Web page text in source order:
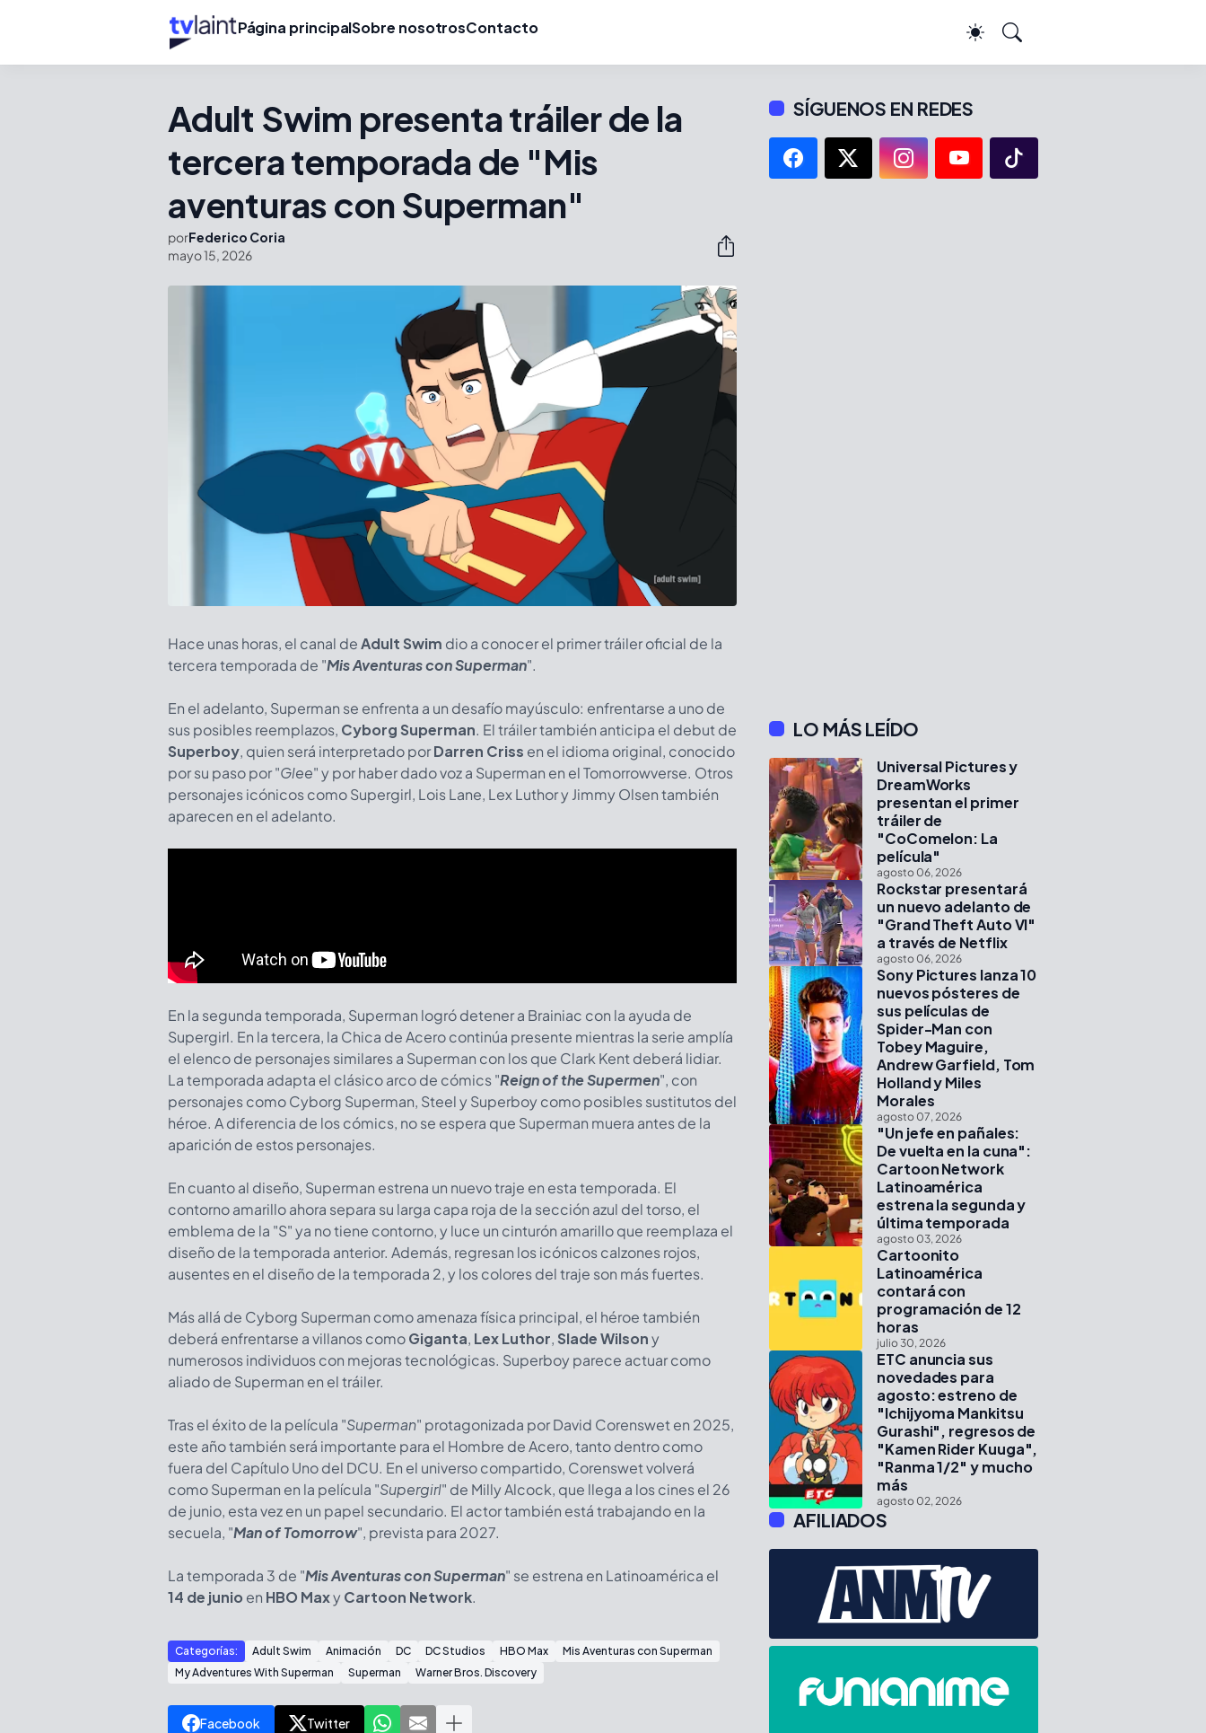
Página principalSobre nosotrosContacto
Adult Swim presenta tráiler de la
tercera temporada de "Mis
aventuras con Superman"
porFederico Coria
mayo 15, 2026
Hace unas horas, el canal deAdult Swim dio a conocer el primer tráiler oficial de la
tercera temporada de "Mis Aventuras con Superman".
En el adelanto, Superman se enfrenta a un desafío mayúsculo: enfrentarse a uno de
sus posibles reemplazos, Cyborg Superman. El tráiler también anticipa el debut de
Superboy, quien será interpretado porDarren Criss en el idioma original, conocido
por su paso por "Glee" y por haber dado voz a Superman en el Tomorrowverse. Otros
personajes icónicos como Supergirl, Lois Lane, Lex Luthor y Jimmy Olsen también
aparecen en el adelanto.
En la segunda temporada, Superman logró detener a Brainiac con la ayuda de
Supergirl. En la tercera, la Chica de Acero continúa presente mientras la serie amplía
el elenco de personajes similares a Superman con los que Clark Kent deberá lidiar.
La temporada adapta el clásico arco de cómics "Reign of the Supermen", con
personajes como Cyborg Superman, Steel y Superboy como posibles sustitutos del
héroe. A diferencia de los cómics, no se espera que Superman muera antes de la
aparición de estos personajes.
En cuanto al diseño, Superman estrena un nuevo traje en esta temporada. El
contorno amarillo ahora separa su larga capa roja de la sección azul del torso, el
emblema de la "S" ya no tiene contorno, y luce un cinturón amarillo que reemplaza el
diseño de la temporada anterior. Además, regresan los icónicos calzones rojos,
ausentes en el diseño de la temporada 2, y los colores del traje son más fuertes.
Más allá de Cyborg Superman como amenaza física principal, el héroe también
deberá enfrentarse a villanos comoGiganta, Lex Luthor, Slade Wilsony
numerosos individuos con mejoras tecnológicas. Superboy parece actuar como
aliado de Superman en el tráiler.
Tras el éxito de la película "Superman" protagonizada por David Corenswet en 2025,
este año también será importante para el Hombre de Acero, tanto dentro como
fuera del Capítulo Uno del DCU. En el universo compartido, Corenswet volverá
como Superman en la película "Supergirl" de Milly Alcock, que llega a los cines el 26
de junio, esta vez en un papel secundario. El actor también está trabajando en la
secuela, "Man of Tomorrow", prevista para 2027.
La temporada 3 de "Mis Aventuras con Superman" se estrena en Latinoamérica el
14 de junio en HBO MaxyCartoon Network.
Categorías: Adult Swim Animación DC DC Studios HBO Max
Mis Aventuras con Superman
My Adventures With Superman
Superman Warner Bros. Discovery
Facebook Twitter
SÍGUENOS EN REDES
LO MÁS LEÍDO
Universal Pictures y
DreamWorks
presentan el primer
tráiler de
"CoComelon: La
película"
agosto 06, 2026
Rockstar presentará
un nuevo adelanto de
"Grand Theft Auto VI"
a través de Netflix
agosto 06, 2026
Sony Pictures lanza 10
nuevos pósteres de
sus películas de
Spider-Man con
Tobey Maguire,
Andrew Garfield, Tom
Holland y Miles
Morales
agosto 07, 2026
"Un jefe en pañales:
De vuelta en la cuna":
Cartoon Network
Latinoamérica
estrena la segunda y
última temporada
agosto 03, 2026
Cartoonito
Latinoamérica
contará con
programación de 12
horas
julio 30, 2026
ETC anuncia sus
novedades para
agosto: estreno de
"Ichijyoma Mankitsu
Gurashi", regresos de
"Kamen Rider Kuuga",
"Ranma 1/2" y mucho
más
agosto 02, 2026
AFILIADOS